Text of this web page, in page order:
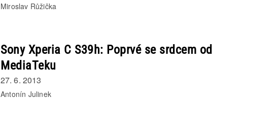
Miroslav Růžička
Sony Xperia C S39h: Poprvé se srdcem od
MediaTeku
27. 6. 2013
Antonín Julinek